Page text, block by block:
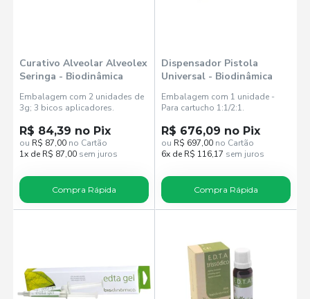
Curativo Alveolar Alveolex
Seringa - Biodinâmica
Embalagem com 2 unidades de
3g; 3 bicos aplicadores.
R$ 84,39 no Pix
ou R$ 87,00 no Cartão
1x de R$ 87,00 sem juros
Compra Rápida
Dispensador Pistola
Universal - Biodinâmica
Embalagem com 1 unidade -
Para cartucho 1:1/2:1.
R$ 676,09 no Pix
ou R$ 697,00 no Cartão
6x de R$ 116,17 sem juros
Compra Rápida